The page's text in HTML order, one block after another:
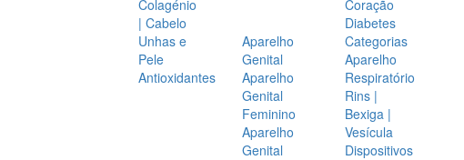
Colagénio
| Cabelo
Unhas e
Pele
Antioxidantes
Coração
Diabetes
Aparelho
Genital
Aparelho
Genital
Feminino
Aparelho
Genital
Categorias
Aparelho
Respiratório
Rins |
Bexiga |
Vesícula
Dispositivos